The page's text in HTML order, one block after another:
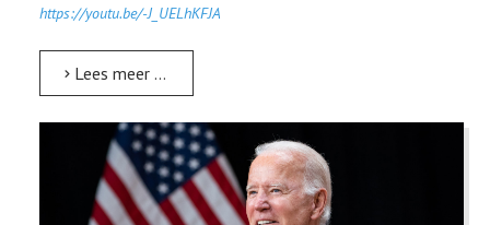
https://youtu.be/-J_UELhKFJA
Lees meer …